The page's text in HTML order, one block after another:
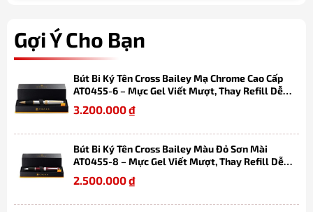
Gợi Ý Cho Bạn
Bút Bi Ký Tên Cross Bailey Mạ Chrome Cao Cấp
AT0455-6 – Mực Gel Viết Mượt, Thay Refill Dễ
Dàng, Kèm Hộp Quà
3.200.000₫
Bút Bi Ký Tên Cross Bailey Màu Đỏ Sơn Mài
AT0455-8 – Mực Gel Viết Mượt, Thay Refill Dễ
Dàng, Kèm Hộp Quà
2.500.000₫